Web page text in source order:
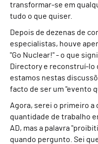
transformar-se em
tudo o que quiser.
Depois de dezenas de
especialistas, houve
"Go Nuclear!" - o que
Directory e reconstruí-lo
estamos nestas
facto de ser um "evento
Agora, serei o primeiro a
quantidade de trabalho
AD, mas a palavra
quando pergunto. Sei